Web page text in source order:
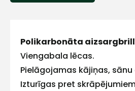
Polikarbonāta
Viengabala lēcas.
Pielāgojamas kājiņas,
Izturīgas pret